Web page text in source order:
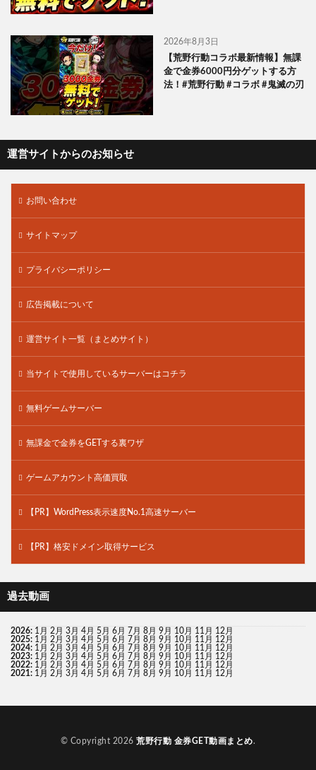
2026年8月3日
【荒野行動コラボ最新情報】無課
金で金券6000円分ゲットする方
法！#荒野行動 #コラボ #鬼滅の刃
運営サイトからのお知らせ
お問い合わせ
サイトマップ
プライバシーポリシー
広告掲載について
運営サイト一覧（まとめサイト）
当サイトで使用しているサーバーはコチラ
無料ゲームサーバー
無課金で金券をGETする裏ワザ
ゲームアカウント高価買取
【PR】WordPress表示速度No.1高速サーバー
【PR】格安ドメイン取得サービス
過去動画
2026: 1月 2月 3月 4月 5月 6月 7月 8月 9月 10月 11月 12月
2025: 1月 2月 3月 4月 5月 6月 7月 8月 9月 10月 11月 12月
2024: 1月 2月 3月 4月 5月 6月 7月 8月 9月 10月 11月 12月
2023: 1月 2月 3月 4月 5月 6月 7月 8月 9月 10月 11月 12月
2022: 1月 2月 3月 4月 5月 6月 7月 8月 9月 10月 11月 12月
2021: 1月 2月 3月 4月 5月 6月 7月 8月 9月 10月 11月 12月
© Copyright 2026荒野行動 金券GET動画まとめ.